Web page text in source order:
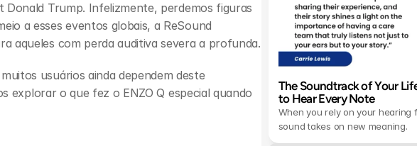
Trump. Infelizmente, perdemos figuras
a esses eventos globais, a ReSound
aqueles com perda auditiva severa a profunda.
usuários ainda dependem deste
explorar o que fez o ENZO Q especial quando
The Soundtrack of Your
to Hear Every Note
When you rely on your hearing
sound takes on new meaning.